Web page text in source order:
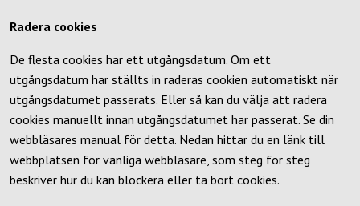
Radera cookies
De flesta cookies har ett utgångsdatum. Om ett
utgångsdatum har ställts in raderas cookien automatiskt när
utgångsdatumet passerats. Eller så kan du välja att radera
cookies manuellt innan utgångsdatumet har passerat. Se din
webbläsares manual för detta. Nedan hittar du en länk till
webbplatsen för vanliga webbläsare, som steg för steg
beskriver hur du kan blockera eller ta bort cookies.